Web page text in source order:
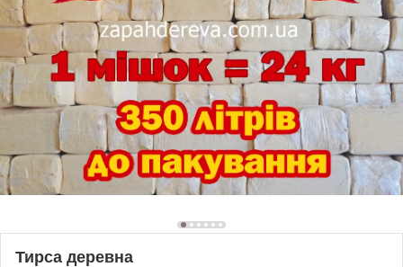
Тирса деревна